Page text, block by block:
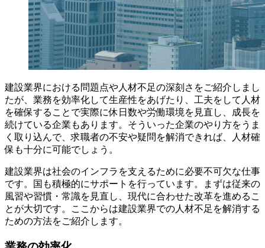
建設業界における問題点や人材不足の深刻さをご紹介しまし
たが、業務を効率化して生産性をあげたり、工夫をして人材
を確保することで実際に休日数や労働環境を見直し、成長を
続けている企業もあります。そういった企業のやり方をうま
く取り込んで、求職者の不安や疑問を解消できれば、人材確
保も十分に可能でしょう。
建設業界は社会のインフラを支えるために必要不可欠な仕事
です。国も積極的にサポートを行っています。まずは従来の
風習や習慣・常識を見直し、現代に合わせた改革を進めるこ
とが大切です。ここからは建設業界での人材不足を解消する
ための方法をご紹介します。